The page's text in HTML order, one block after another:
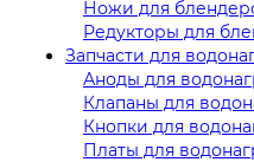
Ножи для
Редукторы для
Запчасти для
Аноды для
Клапаны для
Кнопки для
Платы для